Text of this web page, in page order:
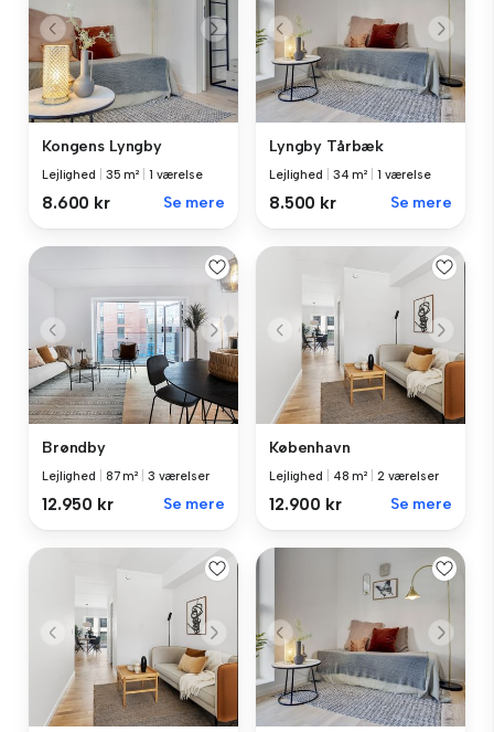
Kongens Lyngby
Lejlighed 35 m² 1 værelse
8.600 kr Se mere
Lyngby Tårbæk
Lejlighed 34 m² 1 værelse
8.500 kr Se mere
Brøndby
Lejlighed 87 m² 3 værelser
12.950 kr Se mere
København
Lejlighed 48 m² 2 værelser
12.900 kr Se mere